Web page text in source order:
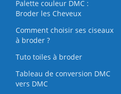
Palette couleur DMC :
Broder les Cheveux
Comment choisir ses ciseaux
à broder ?
Tuto toiles à broder
Tableau de conversion DMC
vers DMC